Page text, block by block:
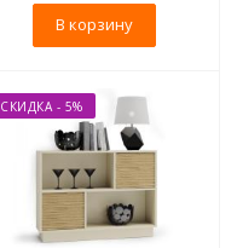
В корзину
СКИДКА - 5%